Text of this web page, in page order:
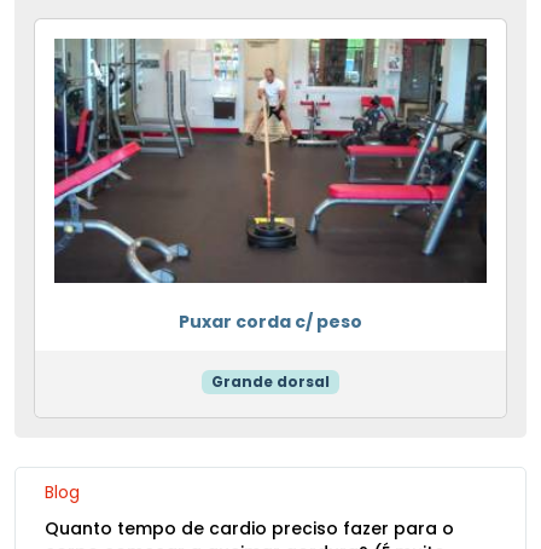
Puxar corda c/ peso
Grande dorsal
Blog
Quanto tempo de cardio preciso fazer para o